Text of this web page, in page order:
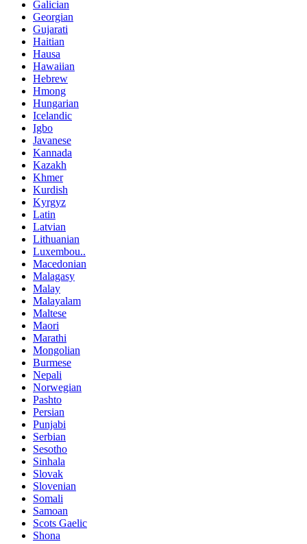
Galician
Georgian
Gujarati
Haitian
Hausa
Hawaiian
Hebrew
Hmong
Hungarian
Icelandic
Igbo
Javanese
Kannada
Kazakh
Khmer
Kurdish
Kyrgyz
Latin
Latvian
Lithuanian
Luxembou..
Macedonian
Malagasy
Malay
Malayalam
Maltese
Maori
Marathi
Mongolian
Burmese
Nepali
Norwegian
Pashto
Persian
Punjabi
Serbian
Sesotho
Sinhala
Slovak
Slovenian
Somali
Samoan
Scots Gaelic
Shona